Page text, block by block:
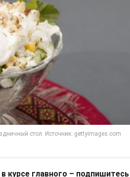
курсе главного – подпишитесь